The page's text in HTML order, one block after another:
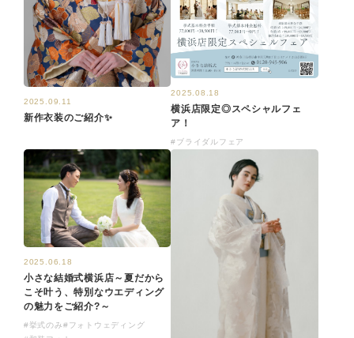
2025.09.11
新作衣装のご紹介✨
2025.08.18
横浜店限定◎スペシャルフェ
ア！
#ブライダルフェア
2025.06.18
小さな結婚式横浜店～夏だから
こそ叶う、特別なウエディング
の魅力をご紹介?～
#挙式のみ#フォトウェディング